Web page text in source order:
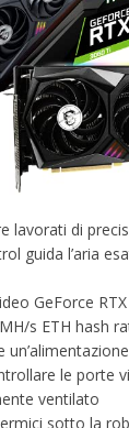
lavorati di
guida l’aria
GeForce
s ETH hash
le porte
ventilato
sotto la